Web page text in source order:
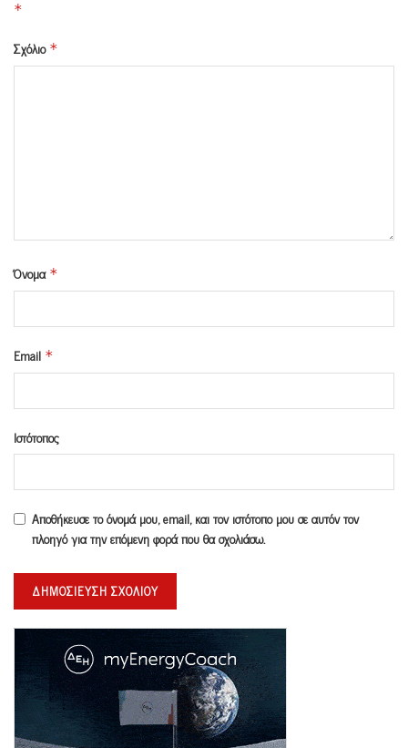
*
Σχόλιο *
Όνομα *
Email *
Ιστότοπος
Αποθήκευσε το όνομά μου, email, και τον ιστότοπο μου σε αυτόν τον
πλοηγό για την επόμενη φορά που θα σχολιάσω.